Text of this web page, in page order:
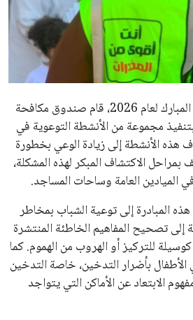
في أول أيام عيد الأضحى المبارك لعام 2026، قام صندوق مكافحة
مجموعة من الأنشطة التوعوية في
الأنشطة إلى زيادة الوعي بخطورة
الاكتشاف المبكر لهذه المشكلة،
الميادين العامة وساحات المساجد.
المبادرة إلى توعية الشباب بمخاطر
إلى تصحيح المفاهيم الخاطئة المنتشرة
للتركيز أو الهروب من الهموم. كما
بأضرار التدخين، خاصة التدخين
الابتعاد عن الأماكن التي يتواجد